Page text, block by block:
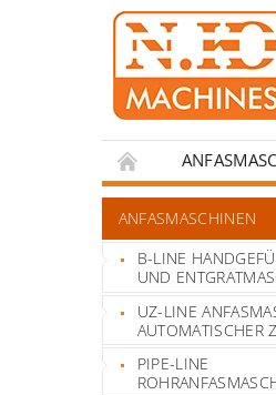
KONTAKT
ANFASMASCHINEN
B-LINE
UND
UZ-LINE
AUTOMATISCHER
PIPE-LINE